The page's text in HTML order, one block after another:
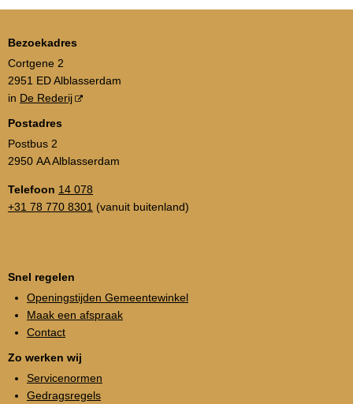
Bezoekadres
Cortgene 2
2951 ED Alblasserdam
in De Rederij
Postadres
Postbus 2
2950 AA Alblasserdam
Telefoon 14 078
+31 78 770 8301 (vanuit buitenland)
Snel regelen
Openingstijden Gemeentewinkel
Maak een afspraak
Contact
Zo werken wij
Servicenormen
Gedragsregels